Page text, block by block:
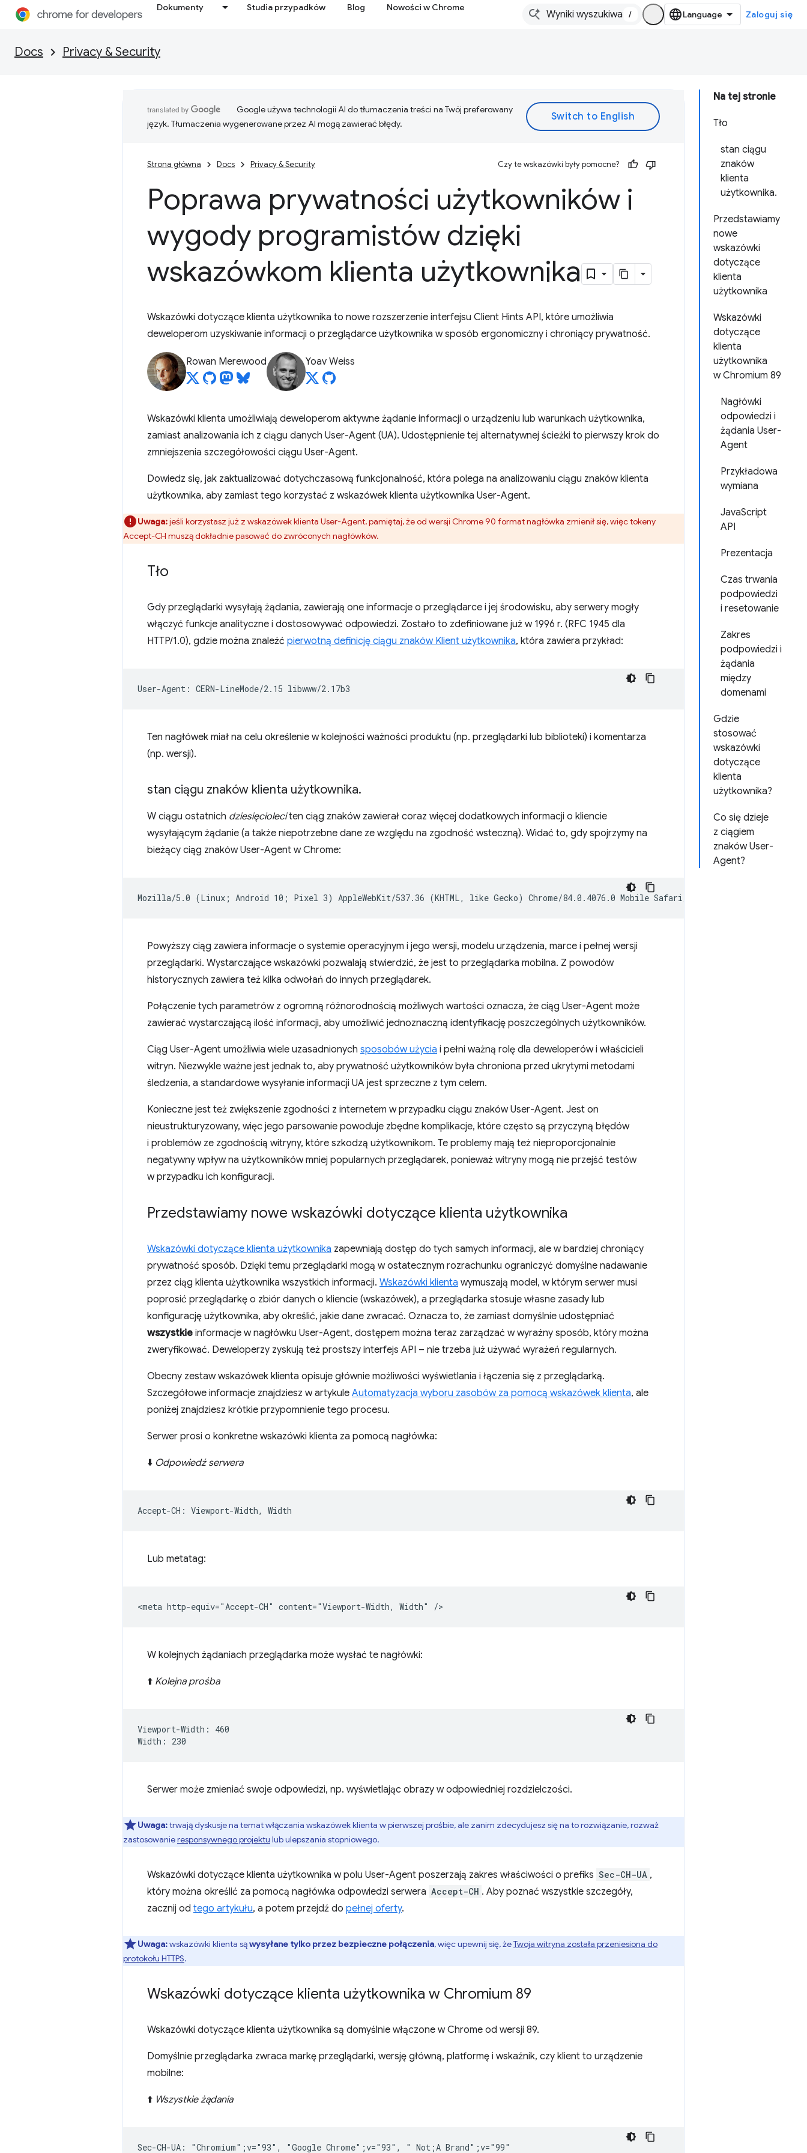
Dokumenty Studia przypadków Blog Nowości w Chrome
/ Zaloguj się
Docs Privacy & Security
Na tej stronie
Tło
stan ciągu
znaków
klienta
użytkownika.
Przedstawiamy
nowe
wskazówki
dotyczące
klienta
użytkownika
Wskazówki
dotyczące
klienta
użytkownika
w Chromium 89
Nagłówki
odpowiedzi i
żądania User-
Agent
Przykładowa
wymiana
JavaScript
API
Prezentacja
Czas trwania
podpowiedzi
i resetowanie
Zakres
podpowiedzi i
żądania
między
domenami
Gdzie
stosować
wskazówki
dotyczące
klienta
użytkownika?
Co się dzieje
z ciągiem
znaków User-
Agent?
Google używa technologii AI do tłumaczenia treści na Twój preferowany
język. Tłumaczenia wygenerowane przez AI mogą zawierać błędy.
Strona główna Docs Privacy & Security Czy te wskazówki były pomocne?
Poprawa prywatności użytkowników i
wygody programistów dzięki
wskazówkom klienta użytkownika
Wskazówki dotyczące klienta użytkownika to nowe rozszerzenie interfejsu Client Hints API, które umożliwia
deweloperom uzyskiwanie informacji o przeglądarce użytkownika w sposób ergonomiczny i chroniący prywatność.
Rowan Merewood Yoav Weiss
Wskazówki klienta umożliwiają deweloperom aktywne żądanie informacji o urządzeniu lub warunkach użytkownika,
zamiast analizowania ich z ciągu danych User-Agent (UA). Udostępnienie tej alternatywnej ścieżki to pierwszy krok do
zmniejszenia szczegółowości ciągu User-Agent.
Dowiedz się, jak zaktualizować dotychczasową funkcjonalność, która polega na analizowaniu ciągu znaków klienta
użytkownika, aby zamiast tego korzystać z wskazówek klienta użytkownika User-Agent.
Uwaga:jeśli korzystasz już z wskazówek klienta User-Agent, pamiętaj, że od wersji Chrome 90 format nagłówka zmienił się, więc tokeny
Accept-CH muszą dokładnie pasować do zwróconych nagłówków.
Tło
Gdy przeglądarki wysyłają żądania, zawierają one informacje o przeglądarce i jej środowisku, aby serwery mogły
włączyć funkcje analityczne i dostosowywać odpowiedzi. Zostało to zdefiniowane już w 1996 r. (RFC 1945 dla
HTTP/1.0), gdzie można znaleźć pierwotną definicję ciągu znaków Klient użytkownika, która zawiera przykład:
Ten nagłówek miał na celu określenie w kolejności ważności produktu (np. przeglądarki lub biblioteki) i komentarza
(np. wersji).
stan ciągu znaków klienta użytkownika.
W ciągu ostatnich dziesięcioleciten ciąg znaków zawierał coraz więcej dodatkowych informacji o kliencie
wysyłającym żądanie (a także niepotrzebne dane ze względu na zgodność wsteczną). Widać to, gdy spojrzymy na
bieżący ciąg znaków User-Agent w Chrome:
Powyższy ciąg zawiera informacje o systemie operacyjnym i jego wersji, modelu urządzenia, marce i pełnej wersji
przeglądarki. Wystarczające wskazówki pozwalają stwierdzić, że jest to przeglądarka mobilna. Z powodów
historycznych zawiera też kilka odwołań do innych przeglądarek.
Połączenie tych parametrów z ogromną różnorodnością możliwych wartości oznacza, że ciąg User-Agent może
zawierać wystarczającą ilość informacji, aby umożliwić jednoznaczną identyfikację poszczególnych użytkowników.
Ciąg User-Agent umożliwia wiele uzasadnionych sposobów użycia i pełni ważną rolę dla deweloperów i właścicieli
witryn. Niezwykle ważne jest jednak to, aby prywatność użytkowników była chroniona przed ukrytymi metodami
śledzenia, a standardowe wysyłanie informacji UA jest sprzeczne z tym celem.
Konieczne jest też zwiększenie zgodności z internetem w przypadku ciągu znaków User-Agent. Jest on
nieustrukturyzowany, więc jego parsowanie powoduje zbędne komplikacje, które często są przyczyną błędów
i problemów ze zgodnością witryny, które szkodzą użytkownikom. Te problemy mają też nieproporcjonalnie
negatywny wpływ na użytkowników mniej popularnych przeglądarek, ponieważ witryny mogą nie przejść testów
w przypadku ich konfiguracji.
Przedstawiamy nowe wskazówki dotyczące klienta użytkownika
Wskazówki dotyczące klienta użytkownika zapewniają dostęp do tych samych informacji, ale w bardziej chroniący
prywatność sposób. Dzięki temu przeglądarki mogą w ostatecznym rozrachunku ograniczyć domyślne nadawanie
przez ciąg klienta użytkownika wszystkich informacji. Wskazówki klienta wymuszają model, w którym serwer musi
poprosić przeglądarkę o zbiór danych o kliencie (wskazówek), a przeglądarka stosuje własne zasady lub
konfigurację użytkownika, aby określić, jakie dane zwracać. Oznacza to, że zamiast domyślnie udostępniać
wszystkie informacje w nagłówku User-Agent, dostępem można teraz zarządzać w wyraźny sposób, który można
zweryfikować. Deweloperzy zyskują też prostszy interfejs API – nie trzeba już używać wyrażeń regularnych.
Obecny zestaw wskazówek klienta opisuje głównie możliwości wyświetlania i łączenia się z przeglądarką.
Szczegółowe informacje znajdziesz w artykule Automatyzacja wyboru zasobów za pomocą wskazówek klienta, ale
poniżej znajdziesz krótkie przypomnienie tego procesu.
Serwer prosi o konkretne wskazówki klienta za pomocą nagłówka:
⬇️ Odpowiedź serwera
Lub metatag:
W kolejnych żądaniach przeglądarka może wysłać te nagłówki:
⬆️ Kolejna prośba
Viewport-Width: 460
Serwer może zmieniać swoje odpowiedzi, np. wyświetlając obrazy w odpowiedniej rozdzielczości.
Uwaga:trwają dyskusje na temat włączania wskazówek klienta w pierwszej prośbie, ale zanim zdecydujesz się na to rozwiązanie, rozważ
zastosowanieresponsywnego projektu lub ulepszania stopniowego.
Wskazówki dotyczące klienta użytkownika w polu User-Agent poszerzają zakres właściwości o prefiks Sec-CH-UA ,
który można określić za pomocą nagłówka odpowiedzi serwera Accept-CH . Aby poznać wszystkie szczegóły,
zacznij od tego artykułu, a potem przejdź do pełnej oferty.
Uwaga:wskazówki klienta sąwysyłane tylko przez bezpieczne połączenia, więc upewnij się, żeTwoja witryna została przeniesiona do
protokołu HTTPS.
Wskazówki dotyczące klienta użytkownika w Chromium 89
Wskazówki dotyczące klienta użytkownika są domyślnie włączone w Chrome od wersji 89.
Domyślnie przeglądarka zwraca markę przeglądarki, wersję główną, platformę i wskaźnik, czy klient to urządzenie
mobilne:
⬆️ Wszystkie żądania
Sec-CH-UA: "Chromium";v="93", "Google Chrome";v="93", " Not;A Brand";v="99"